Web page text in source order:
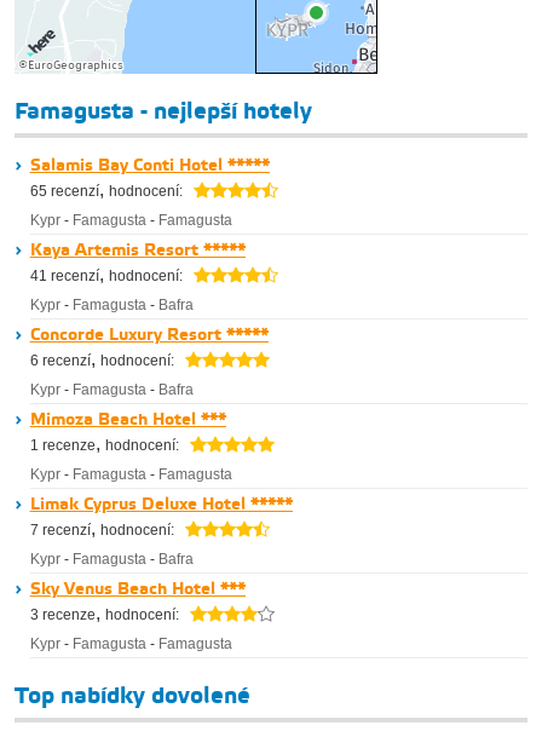
Famagusta - nejlepší hotely
Salamis Bay Conti Hotel *****
65 recenzí, hodnocení:
Kypr - Famagusta - Famagusta
Kaya Artemis Resort *****
41 recenzí, hodnocení:
Kypr - Famagusta - Bafra
Concorde Luxury Resort *****
6 recenzí, hodnocení:
Kypr - Famagusta - Bafra
Mimoza Beach Hotel ***
1 recenze, hodnocení:
Kypr - Famagusta - Famagusta
Limak Cyprus Deluxe Hotel *****
7 recenzí, hodnocení:
Kypr - Famagusta - Bafra
Sky Venus Beach Hotel ***
3 recenze, hodnocení:
Kypr - Famagusta - Famagusta
Top nabídky dovolené